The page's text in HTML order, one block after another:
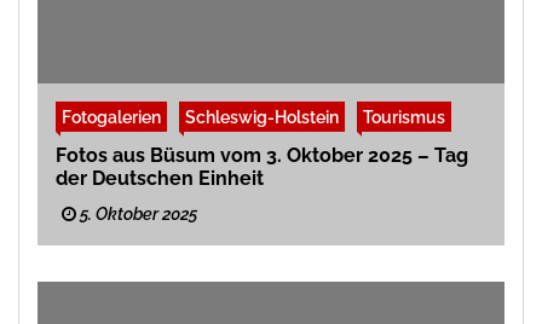
Fotogalerien Schleswig-Holstein Tourismus
Fotos aus Büsum vom 3. Oktober 2025 – Tag
der Deutschen Einheit
5. Oktober 2025